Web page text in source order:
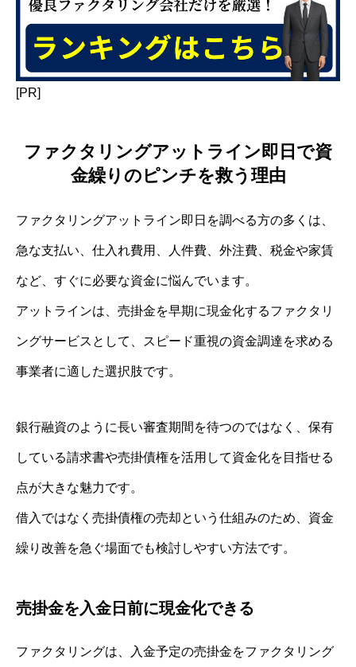
[PR]
ファクタリングアットライン即日で資
金繰りのピンチを救う理由
ファクタリングアットライン即日を調べる方の多くは、
急な支払い、仕入れ費用、人件費、外注費、税金や家賃
など、すぐに必要な資金に悩んでいます。
アットラインは、売掛金を早期に現金化するファクタリ
ングサービスとして、スピード重視の資金調達を求める
事業者に適した選択肢です。
銀行融資のように長い審査期間を待つのではなく、保有
している請求書や売掛債権を活用して資金化を目指せる
点が大きな魅力です。
借入ではなく売掛債権の売却という仕組みのため、資金
繰り改善を急ぐ場面でも検討しやすい方法です。
売掛金を入金日前に現金化できる
ファクタリングは、入金予定の売掛金をファクタリング